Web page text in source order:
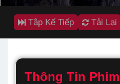
Tập Kế Tiếp Tải Lại
Thông Tin